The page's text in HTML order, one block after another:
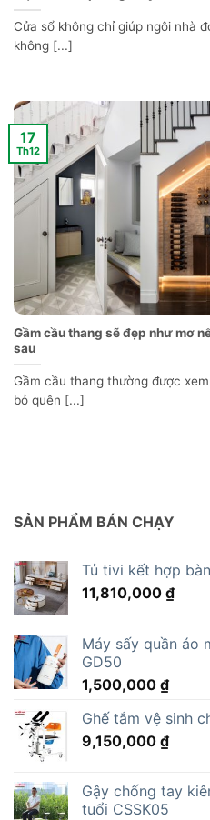
Cửa sổ không chỉ giúp ngôi nhà
không [...]
Gầm cầu thang sẽ đẹp như mơ
sau
Gầm cầu thang thường được
bỏ quên [...]
17
Th12
SẢN PHẨM BÁN CHẠY
Tủ tivi kết hợp
11,810,000 ₫
Máy sấy quần áo
GD50
1,500,000 ₫
Ghế tắm vệ sinh
9,150,000 ₫
Gậy chống tay
tuổi CSSK05